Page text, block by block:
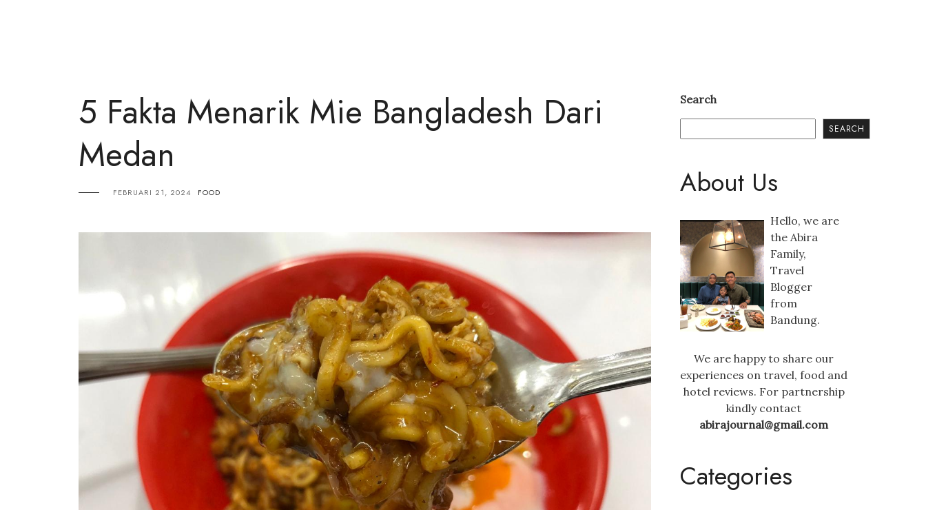
5 Fakta Menarik Mie Bangladesh Dari
Medan
FEBRUARI 21, 2024 FOOD
Search
SEARCH
About Us
Hello, we are
the Abira
Family,
Travel
Blogger
from
Bandung.
We are happy to share our
experiences on travel, food and
hotel reviews. For partnership
kindly contact
abirajournal@gmail.com
Categories